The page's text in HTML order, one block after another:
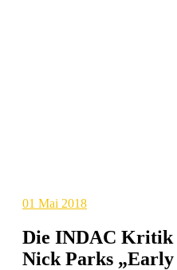
01 Mai 2018
Die INDAC Kritik
Nick Parks